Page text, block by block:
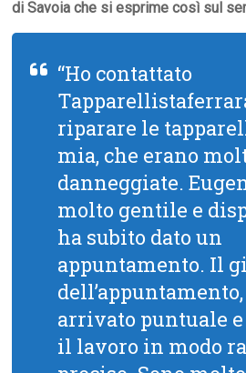
di Savoia che si esprime così sul
“Ho contattato
riparare le
mia, che erano
danneggiate.
molto gentile e
ha subito dato un
appuntamento. Il
arrivato puntuale
il lavoro in modo